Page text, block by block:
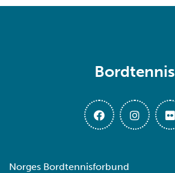
Bordtennis
Norges Bordtennisforbund